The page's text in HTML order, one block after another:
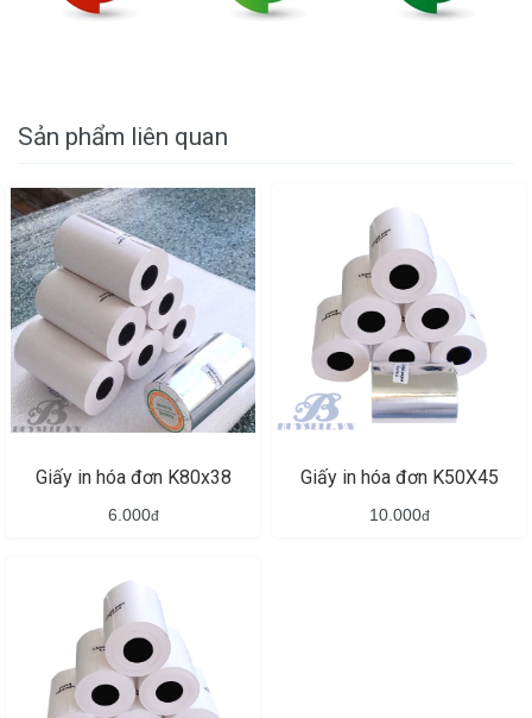
Sản phẩm liên quan
Giấy in hóa đơn K80x38
6.000đ
Giấy in hóa đơn K50X45
10.000đ